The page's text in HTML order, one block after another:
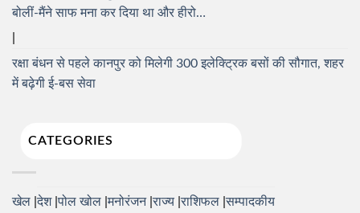
बोलीं-मैंने साफ मना कर दिया था और हीरो…
रक्षा बंधन से पहले कानपुर को मिलेगी 300 इलेक्ट्रिक बसों की सौगात, शहर
में बढ़ेगी ई-बस सेवा
CATEGORIES
खेल देश पोल खोल मनोरंजन राज्य राशिफल सम्पादकीय